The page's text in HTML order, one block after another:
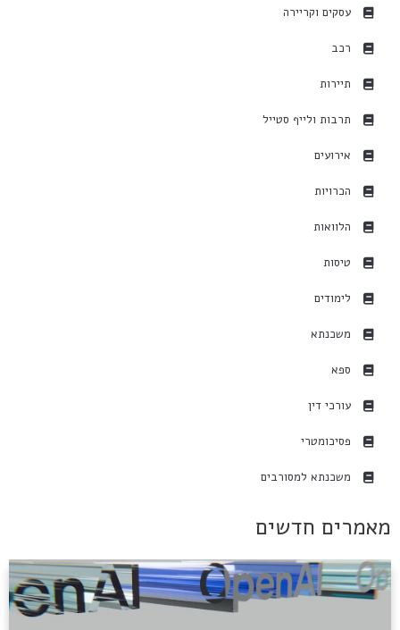
עסקים וקריירה
רכב
תיירות
תרבות ולייף סטייל
אירועים
הכרויות
הלוואות
טיסות
לימודים
משכנתא
ספא
עורכי דין
פסיכומטרי
משכנתא למסורבים
מאמרים חדשים